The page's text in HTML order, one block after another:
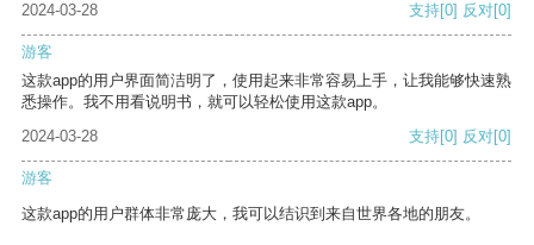
2024-03-28
支持[0] 反对[0]
游客
这款app的用户界面简洁明了，使用起来非常容易上手，让我能够快速熟
悉操作。我不用看说明书，就可以轻松使用这款app。
2024-03-28
支持[0] 反对[0]
游客
这款app的用户群体非常庞大，我可以结识到来自世界各地的朋友。